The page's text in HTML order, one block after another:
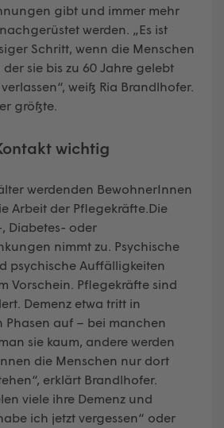
gibt und immer mehr
werden. „Es ist
Schritt, wenn die Menschen
sie bis zu 60 Jahre gelebt
weiß Ria Brandlhofer.
größte.
wichtig
werdenden BewohnerInnen
Arbeit der Pflegekräfte.Die
Diabetes- oder
nimmt zu. Psychische
psychische Auffälligkeiten
Vorschein. Pflegekräfte sind
Demenz etwa tritt in
Phasen auf – bei manchen
sie kaum, andere werden
die Menschen nur dort
erklärt Brandlhofer.
viele ihre Demenz und
ich jetzt vergessen“ oder